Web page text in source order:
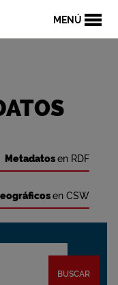
MENÚ
Metadatosen RDF
en CSW
BUSCAR